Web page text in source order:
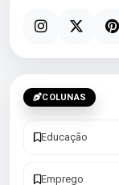
COLUNAS
Educação
Emprego